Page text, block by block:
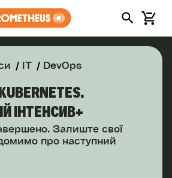
IT DevOps
ІНТЕНСИВ+
Залиште свої
про наступний